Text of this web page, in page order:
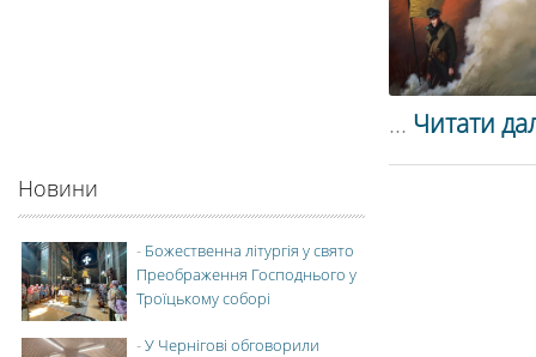
... Читати
Новини
- Божественна літургія у свято
Преображення Господнього у
Троїцькому соборі
-У Чернігові обговорили